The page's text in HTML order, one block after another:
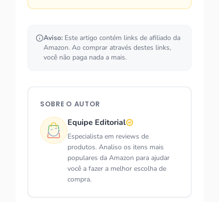
Aviso: Este artigo contém links de afiliado da
Amazon. Ao comprar através destes links,
você não paga nada a mais.
SOBRE O AUTOR
Equipe Editorial
Especialista em reviews de
produtos. Analiso os itens mais
populares da Amazon para ajudar
você a fazer a melhor escolha de
compra.